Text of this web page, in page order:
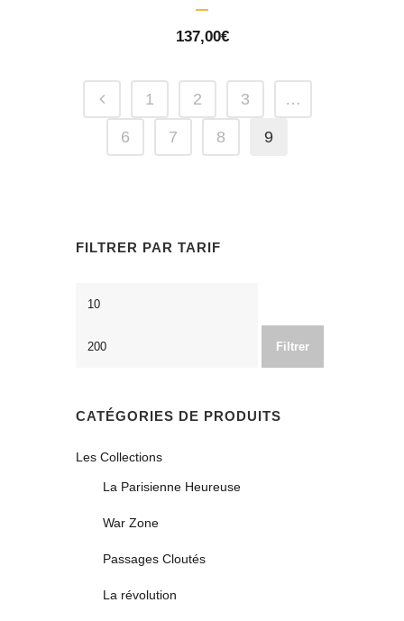
137,00€
1 2 3 …
6 7 8 9
FILTRER PAR TARIF
Filtrer
CATÉGORIES DE PRODUITS
Les Collections
La Parisienne Heureuse
War Zone
Passages Cloutés
La révolution